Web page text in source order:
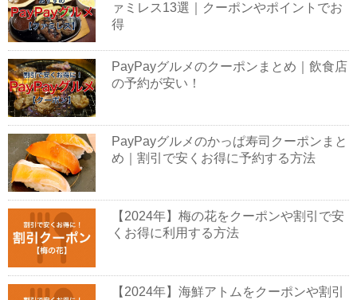
ァミレス13選｜クーポンやポイントでお
得
PayPayグルメのクーポンまとめ｜飲食店
の予約が安い！
PayPayグルメのかっぱ寿司クーポンまと
め｜割引で安くお得に予約する方法
【2024年】梅の花をクーポンや割引で安
くお得に利用する方法
【2024年】海鮮アトムをクーポンや割引